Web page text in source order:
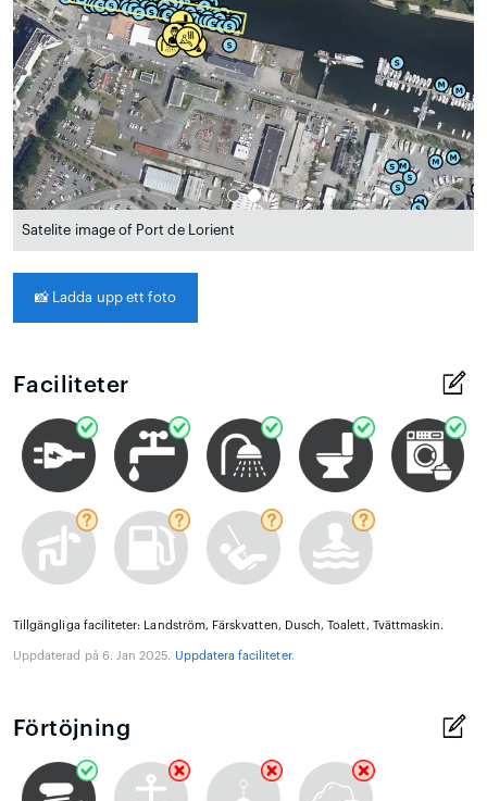
Satelite image of Port de Lorient
📸 Ladda upp ett foto
Faciliteter
Tillgängliga faciliteter: Landström, Färskvatten, Dusch, Toalett, Tvättmaskin.
Uppdaterad på 6. Jan 2025. Uppdatera faciliteter.
Förtöjning